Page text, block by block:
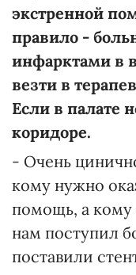
экстренной
правило -
инфарктами в
везти в
Если в палате
коридоре.
- Очень
кому нужно
помощь, а кому
нам поступил
поставили